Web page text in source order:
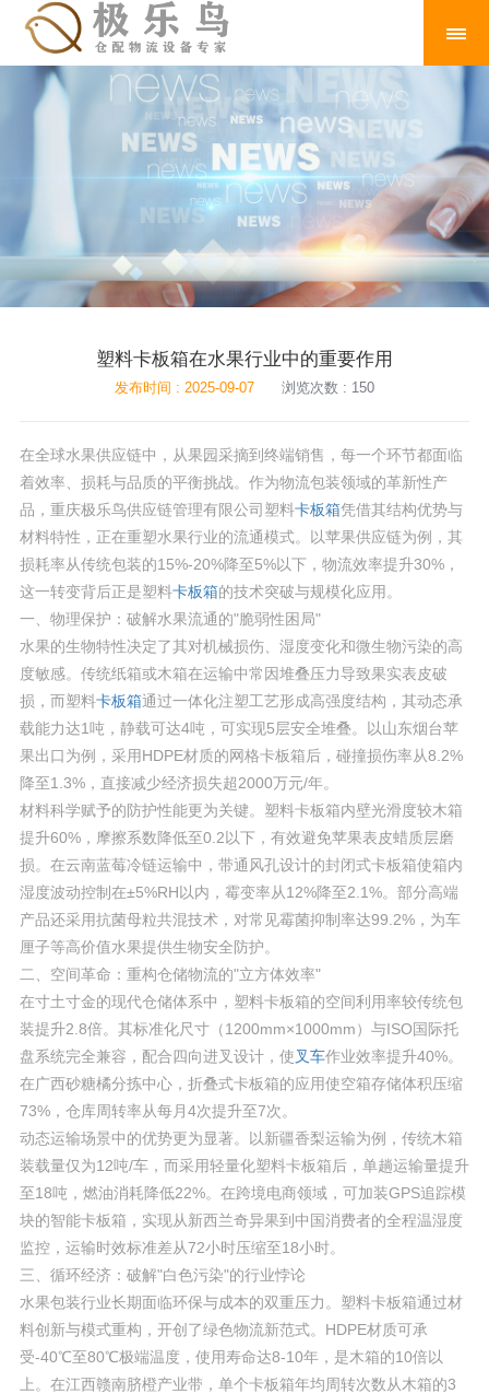
塑料卡板箱在水果行业中的重要作用
发布时间 : 2025-09-07 浏览次数 : 150
在全球水果供应链中，从果园采摘到终端销售，每一个环节都面临
着效率、损耗与品质的平衡挑战。作为物流包装领域的革新性产
品，重庆极乐鸟供应链管理有限公司塑料卡板箱凭借其结构优势与
材料特性，正在重塑水果行业的流通模式。以苹果供应链为例，其
损耗率从传统包装的15%-20%降至5%以下，物流效率提升30%，
这一转变背后正是塑料卡板箱的技术突破与规模化应用。
一、物理保护：破解水果流通的"脆弱性困局"
水果的生物特性决定了其对机械损伤、湿度变化和微生物污染的高
度敏感。传统纸箱或木箱在运输中常因堆叠压力导致果实表皮破
损，而塑料卡板箱通过一体化注塑工艺形成高强度结构，其动态承
载能力达1吨，静载可达4吨，可实现5层安全堆叠。以山东烟台苹
果出口为例，采用HDPE材质的网格卡板箱后，碰撞损伤率从8.2%
降至1.3%，直接减少经济损失超2000万元/年。
材料科学赋予的防护性能更为关键。塑料卡板箱内壁光滑度较木箱
提升60%，摩擦系数降低至0.2以下，有效避免苹果表皮蜡质层磨
损。在云南蓝莓冷链运输中，带通风孔设计的封闭式卡板箱使箱内
湿度波动控制在±5%RH以内，霉变率从12%降至2.1%。部分高端
产品还采用抗菌母粒共混技术，对常见霉菌抑制率达99.2%，为车
厘子等高价值水果提供生物安全防护。
二、空间革命：重构仓储物流的"立方体效率"
在寸土寸金的现代仓储体系中，塑料卡板箱的空间利用率较传统包
装提升2.8倍。其标准化尺寸（1200mm×1000mm）与ISO国际托
盘系统完全兼容，配合四向进叉设计，使叉车作业效率提升40%。
在广西砂糖橘分拣中心，折叠式卡板箱的应用使空箱存储体积压缩
73%，仓库周转率从每月4次提升至7次。
动态运输场景中的优势更为显著。以新疆香梨运输为例，传统木箱
装载量仅为12吨/车，而采用轻量化塑料卡板箱后，单趟运输量提升
至18吨，燃油消耗降低22%。在跨境电商领域，可加装GPS追踪模
块的智能卡板箱，实现从新西兰奇异果到中国消费者的全程温湿度
监控，运输时效标准差从72小时压缩至18小时。
三、循环经济：破解"白色污染"的行业悖论
水果包装行业长期面临环保与成本的双重压力。塑料卡板箱通过材
料创新与模式重构，开创了绿色物流新范式。HDPE材质可承
受-40℃至80℃极端温度，使用寿命达8-10年，是木箱的10倍以
上。在江西赣南脐橙产业带，单个卡板箱年均周转次数从木箱的3